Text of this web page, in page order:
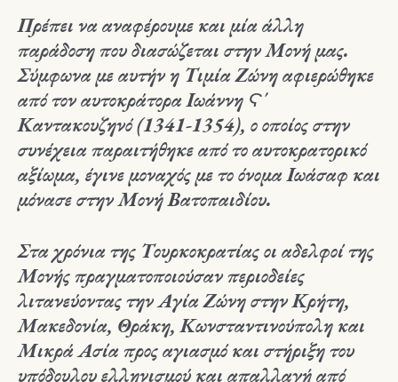
Πρέπει να αναφέρουμε και μία άλλη
παράδοση που διασώζεται στην Μονή μας.
Σύμφωνα με αυτήν η Τιμία Ζώνη αφιερώθηκε
από τον αυτοκράτορα Ιωάννη Ϛ΄
Καντακουζηνό (1341-1354), ο οποίος στην
συνέχεια παραιτήθηκε από το αυτοκρατορικό
αξίωμα, έγινε μοναχός με το όνομα Ιωάσαφ και
μόνασε στην Μονή Βατοπαιδίου.
Στα χρόνια της Τουρκοκρατίας οι αδελφοί της
Μονής πραγματοποιούσαν περιοδείες
λιτανεύοντας την Αγία Ζώνη στην Κρήτη,
Μακεδονία, Θράκη, Κωνσταντινούπολη και
Μικρά Ασία προς αγιασμό και στήριξη του
υπόδουλου ελληνισμού και απαλλαγή από